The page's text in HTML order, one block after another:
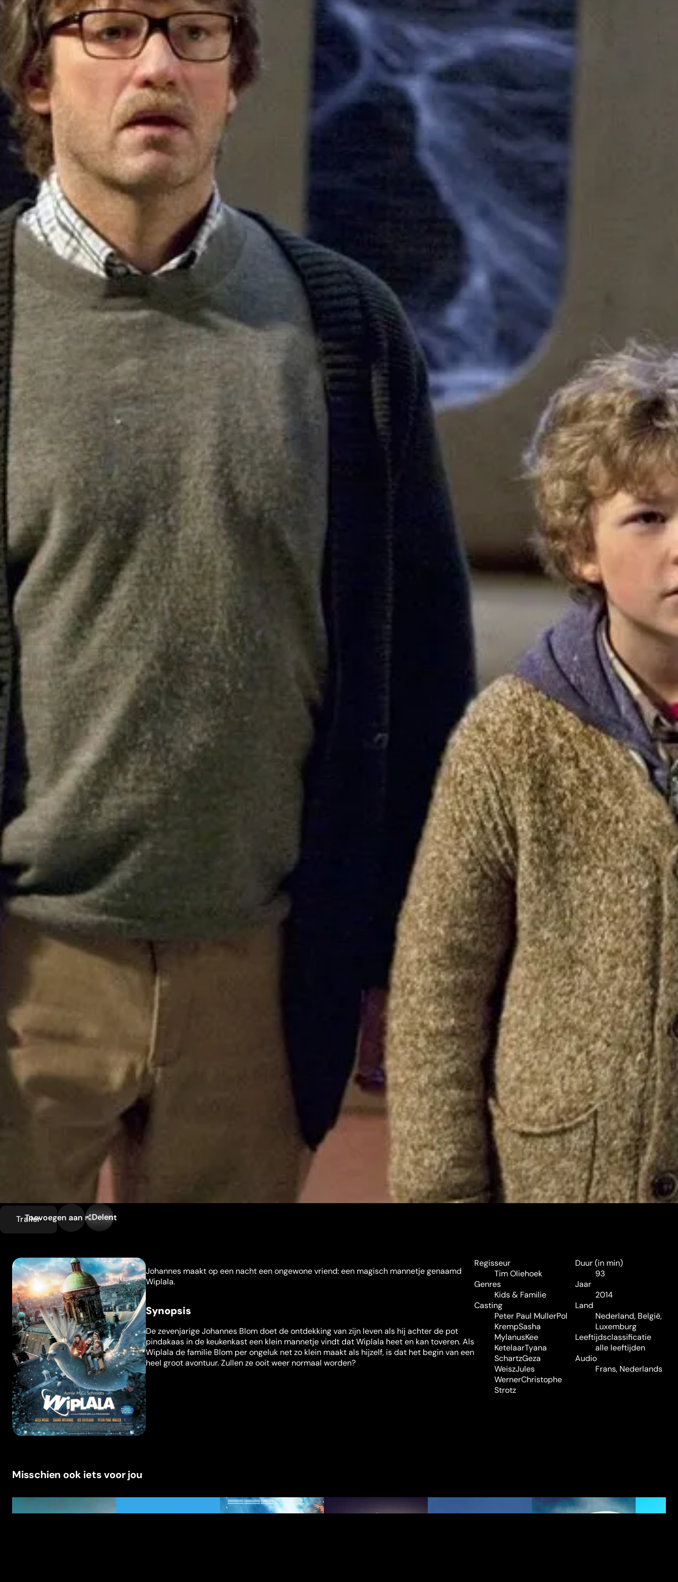
Trailer
Toevoegen aan mijn lijst
Delen
Johannes maakt op een nacht een ongewone vriend: een magisch mannetje genaamd
Wiplala.
Synopsis
De zevenjarige Johannes Blom doet de ontdekking van zijn leven als hij achter de pot
pindakaas in de keukenkast een klein mannetje vindt dat Wiplala heet en kan toveren. Als
Wiplala de familie Blom per ongeluk net zo klein maakt als hijzelf, is dat het begin van een
heel groot avontuur. Zullen ze ooit weer normaal worden?
Regisseur
Tim Oliehoek
Genres
Kids & Familie
Casting
Peter Paul MullerPol
KrempSasha
MylanusKee
KetelaarTyana
SchartzGeza
WeiszJules
WernerChristophe
Strotz
Duur (in min)
93
Jaar
2014
Land
Nederland, België,
Luxemburg
Leeftijdsclassificatie
alle leeftijden
Audio
Frans, Nederlands
Misschien ook iets voor jou